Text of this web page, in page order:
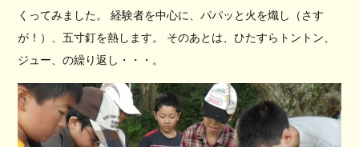
くってみました。 経験者を中心に、パパッと火を熾し（さす
が！）、五寸釘を熱します。 そのあとは、ひたすらトントン、
ジュー、の繰り返し・・・。